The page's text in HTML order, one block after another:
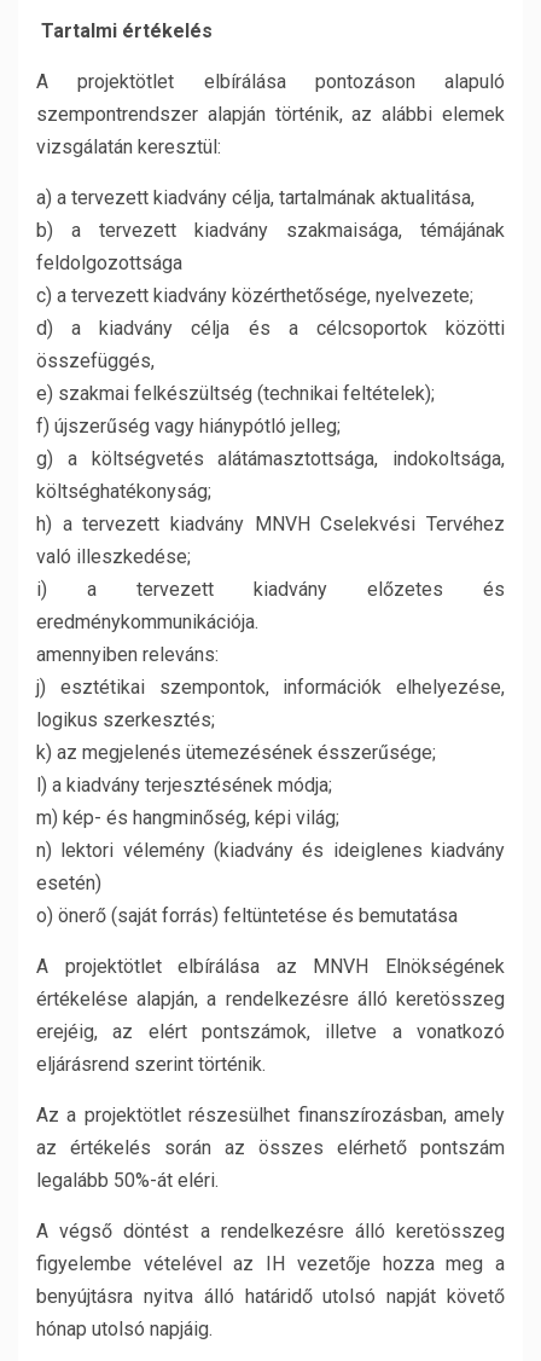
Tartalmi értékelés
A projektötlet elbírálása pontozáson alapuló
szempontrendszer alapján történik, az alábbi elemek
vizsgálatán keresztül:
a) a tervezett kiadvány célja, tartalmának aktualitása,
b) a tervezett kiadvány szakmaisága, témájának
feldolgozottsága
c) a tervezett kiadvány közérthetősége, nyelvezete;
d) a kiadvány célja és a célcsoportok közötti
összefüggés,
e) szakmai felkészültség (technikai feltételek);
f) újszerűség vagy hiánypótló jelleg;
g) a költségvetés alátámasztottsága, indokoltsága,
költséghatékonyság;
h) a tervezett kiadvány MNVH Cselekvési Tervéhez
való illeszkedése;
i) a tervezett kiadvány előzetes és
eredménykommunikációja.
amennyiben releváns:
j) esztétikai szempontok, információk elhelyezése,
logikus szerkesztés;
k) az megjelenés ütemezésének ésszerűsége;
l) a kiadvány terjesztésének módja;
m) kép- és hangminőség, képi világ;
n) lektori vélemény (kiadvány és ideiglenes kiadvány
esetén)
o) önerő (saját forrás) feltüntetése és bemutatása
A projektötlet elbírálása az MNVH Elnökségének
értékelése alapján, a rendelkezésre álló keretösszeg
erejéig, az elért pontszámok, illetve a vonatkozó
eljárásrend szerint történik.
Az a projektötlet részesülhet finanszírozásban, amely
az értékelés során az összes elérhető pontszám
legalább 50%-át eléri.
A végső döntést a rendelkezésre álló keretösszeg
figyelembe vételével az IH vezetője hozza meg a
benyújtásra nyitva álló határidő utolsó napját követő
hónap utolsó napjáig.